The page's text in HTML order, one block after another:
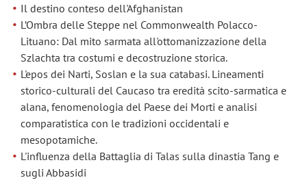
Il destino conteso dell'Afghanistan
L’Ombra delle Steppe nel Commonwealth Polacco-
Lituano: Dal mito sarmata all'ottomanizzazione della
Szlachta tra costumi e decostruzione storica.
L'epos dei Narti, Soslan e la sua catabasi. Lineamenti
storico-culturali del Caucaso tra eredità scito-sarmatica e
alana, fenomenologia del Paese dei Morti e analisi
comparatistica con le tradizioni occidentali e
mesopotamiche.
L'influenza della Battaglia di Talas sulla dinastia Tang e
sugli Abbasidi